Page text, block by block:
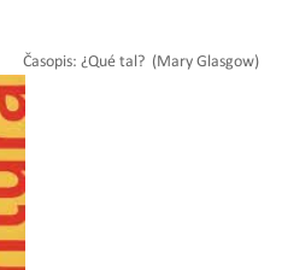
Časopis: ¿Qué tal? (Mary Glasgow)